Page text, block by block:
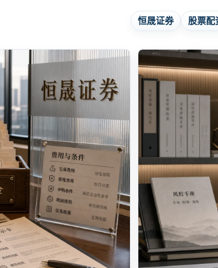
恒晟证券 股票配